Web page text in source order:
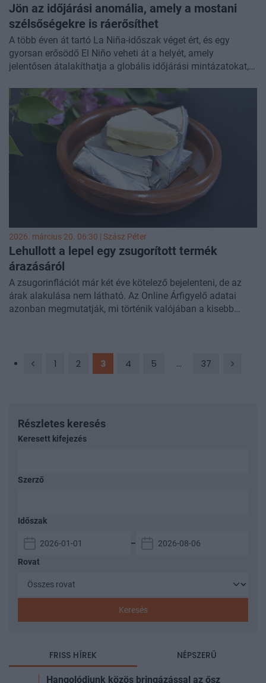
Jön az időjárási anomália, amely a mostani
szélsőségekre is ráerősíthet
A több éven át tartó La Niña-időszak véget ért, és egy
gyorsan erősödő El Niño veheti át a helyét, amely
jelentősen átalakíthatja a globális időjárási mintázatokat,
Vorsatz Diana, a Közép-európai Egyetem professzora és az
ENSZ Éghajlatváltozási Kormányközi Testületének
alelnöke a Portfolio Checklist csütörtöki adásában.
2026. március 20. 06:30 | Szász Péter
Lehullott a lepel egy zsugorított termék
árazásáról
A zsugorinflációt már két éve kötelező bejelenteni, de az
árak alakulása nem látható. Az Online Árfigyelő adatai
azonban megmutatják, mi történik valójában a kisebb
kilogrammonkénti árak alapján több esetben is drágulás
látszik. Van olyan termék, ahol a csökkentett kiszerelés
1 2 3 4 5 ... 37
Részletes keresés
Keresett kifejezés
Szerző
Időszak
–
Rovat
Keresés
FRISS HÍREK NÉPSZERŰ
Hangolódjunk közös bringázással az ősz